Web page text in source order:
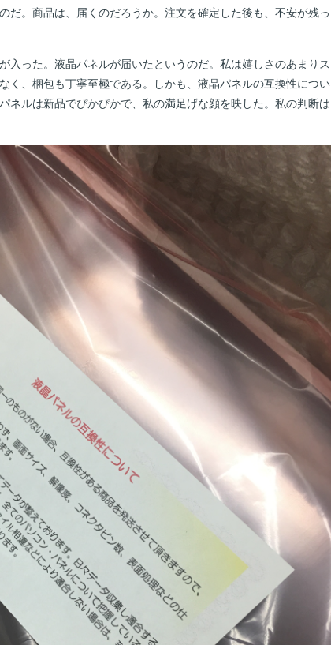
だ。商品は、届くのだろうか。注文を確定した後も、不安が残っ
入った。液晶パネルが届いたというのだ。私は嬉しさのあまりス
く、梱包も丁寧至極である。しかも、液晶パネルの互換性につい
ネルは新品でぴかぴかで、私の満足げな顔を映した。私の判断は